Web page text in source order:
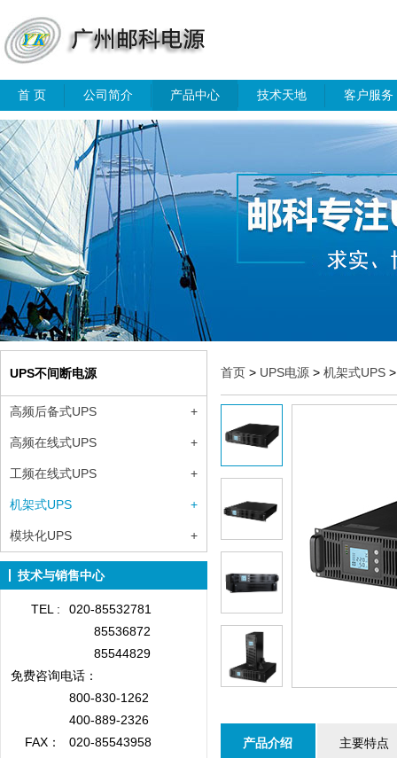
首 页 公司简介 产品中心 技术天地 客户服务
UPS不间断电源
+
高频后备式UPS
+
高频在线式UPS
+
工频在线式UPS
+
机架式UPS
+
模块化UPS
技术与销售中心
TEL :
020-85532781
85536872
85544829
免费咨询电话：
800-830-1262
400-889-2326
FAX：
020-85543958
首页 > UPS电源 > 机架式UPS
产品介绍 主要特点